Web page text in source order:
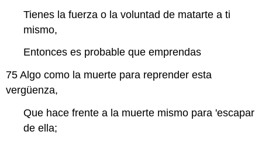
Tienes la fuerza o la voluntad de matarte a ti
mismo,
Entonces es probable que emprendas
75 Algo como la muerte para reprender esta
vergüenza,
Que hace frente a la muerte mismo para 'escapar
de ella;